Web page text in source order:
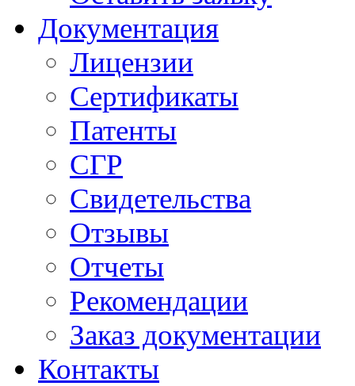
Документация
Лицензии
Сертификаты
Патенты
СГР
Свидетельства
Отзывы
Отчеты
Рекомендации
Заказ документации
Контакты